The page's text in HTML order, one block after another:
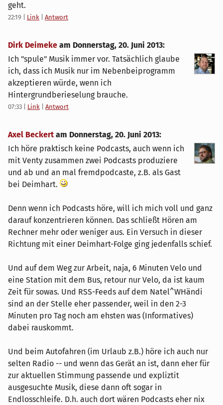
geht.
22:19 Link Antwort
Dirk Deimeke am Donnerstag, 20. Juni 2013:
Ich "spule" Musik immer vor. Tatsächlich glaube
ich, dass ich Musik nur im Nebenbeiprogramm
akzeptieren würde, wenn ich
Hintergrundberieselung brauche.
07:33 Link Antwort
Axel Beckert am Donnerstag, 20. Juni 2013:
Ich höre praktisch keine Podcasts, auch wenn ich
mit Venty zusammen zwei Podcasts produziere
und ab und an mal fremdpodcaste, z.B. als Gast
bei Deimhart.
Denn wenn ich Podcasts höre, will ich mich voll und ganz
darauf konzentrieren können. Das schließt Hören am
Rechner mehr oder weniger aus. Ein Versuch in dieser
Richtung mit einer Deimhart-Folge ging jedenfalls schief.
Und auf dem Weg zur Arbeit, naja, 6 Minuten Velo und
eine Station mit dem Bus, retour nur Velo, da ist kaum
Zeit für sowas. Und RSS-Feeds auf dem Natel^WHändi
sind an der Stelle eher passender, weil in den 2-3
Minuten pro Tag noch am ehsten was (Informatives)
dabei rauskommt.
Und beim Autofahren (im Urlaub z.B.) höre ich auch nur
selten Radio -- und wenn das Gerät an ist, dann eher für
zur aktuellen Stimmung passende und expliztit
ausgesuchte Musik, diese dann oft sogar in
Endlosschleife. D.h. auch dort wären Podcasts eher nix